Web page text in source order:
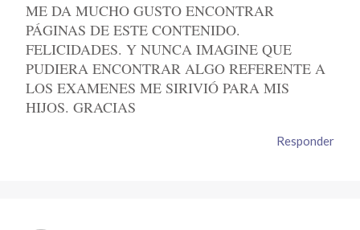
ME DA MUCHO GUSTO ENCONTRAR
PÁGINAS DE ESTE CONTENIDO.
FELICIDADES. Y NUNCA IMAGINE QUE
PUDIERA ENCONTRAR ALGO REFERENTE A
LOS EXAMENES ME SIRIVIÓ PARA MIS
HIJOS. GRACIAS
Responder